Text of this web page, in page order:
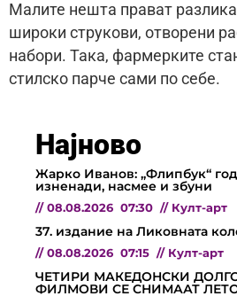
Малите нешта прават
широки струкови, отворени
набори. Така, фармерките
стилско парче сами по себе.
Најново
Жарко Иванов: „Флипбук“
изненади, насмее и збуни
// 08.08.2026 07:30 // Култ-арт
37. издание на Ликовната
// 08.08.2026 07:15 // Култ-арт
ЧЕТИРИ МАКЕДОНСКИ
ФИЛМОВИ СЕ СНИМААТ